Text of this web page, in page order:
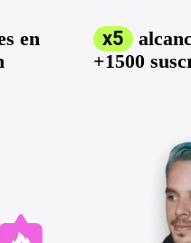
en
x5
+1500